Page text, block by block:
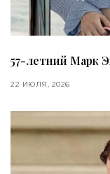
57-летний Марк
22 ИЮЛЯ, 2026